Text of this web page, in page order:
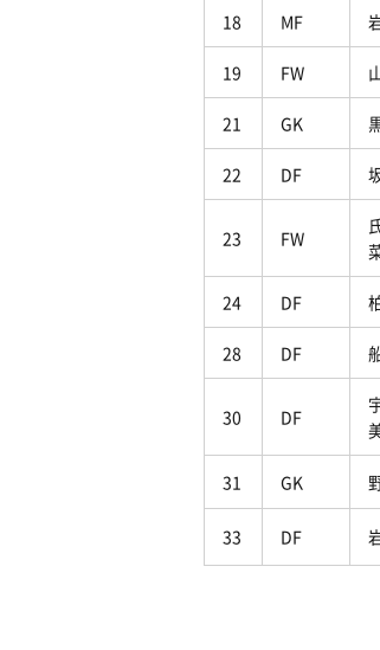
18 MF
19 FW
21 GK
22 DF
23 FW
24 DF
28 DF
30 DF
31 GK
33 DF